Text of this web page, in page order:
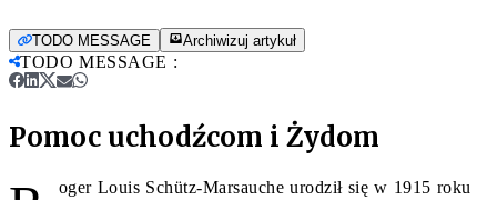
TODO MESSAGE Archiwizuj artykuł
TODO MESSAGE :
Pomoc uchodźcom i Żydom
oger Louis Schütz-Marsauche urodził się w 1915 roku